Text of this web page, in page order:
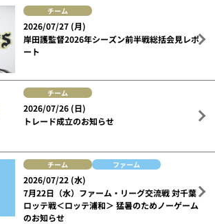
チーム
2026/07/27 (月)
岸田護監督2026年シーズン前半戦総括会見レポ
ート
チーム
2026/07/26 (日)
トレード成立のお知らせ
チーム ファーム
2026/07/22 (水)
7月22日（水）ファーム・リーグ交流戦 対千葉
ロッテ戦＜ロッテ浦和＞ 猛暑のためノーゲーム
のお知らせ